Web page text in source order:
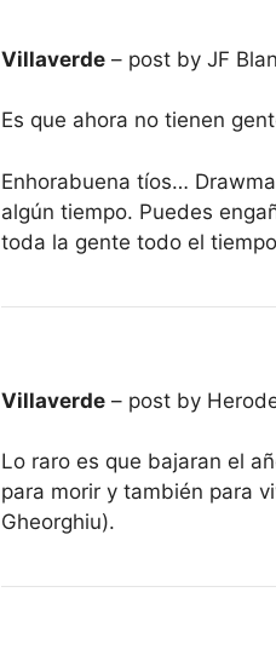
Villaverde – post by JF
Es que ahora no tienen
Enhorabuena tíos…
algún tiempo. Puedes
toda la gente todo el
Villaverde – post by
Lo raro es que bajaran el
para morir y también para
Gheorghiu).